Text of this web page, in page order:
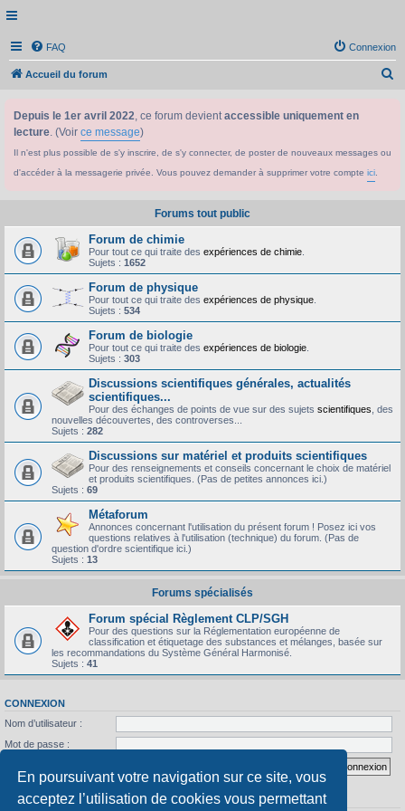
En poursuivant votre navigation sur ce site, vous
acceptez l’utilisation de cookies vous permettant
FAQ Connexion
Accueil du forum
h
Depuis le 1er avril 2022, ce forum devientaccessible uniquement en
lecture. (Voir ce message)
Il n'est plus possible de s'y inscrire, de s'y connecter, de poster de nouveaux messages ou
d'accéder à la messagerie privée. Vous pouvez demander à supprimer votre compte ici
Forums tout public
Forum de chimie
Pour tout ce qui traite des expériences de chimie
Sujets : 1652
Forum de physique
Pour tout ce qui traite des expériences de physique
Sujets : 534
Forum de biologie
Pour tout ce qui traite des expériences de biologie
Sujets : 303
Discussions scientifiques générales, actualités
scientifiques...
Pour des échanges de points de vue sur des sujets scientifiques , des
nouvelles découvertes, des controverses...
Sujets : 282
Discussions sur matériel et produits scientifiques
Pour des renseignements et conseils concernant le choix de matériel
et produits scientifiques. (Pas de petites annonces ici.)
Sujets : 69
Métaforum
Annonces concernant l'utilisation du présent forum ! Posez ici vos
questions relatives à l'utilisation (technique) du forum. (Pas de
question d'ordre scientifique ici.)
Sujets : 13
Forums spécialisés
Forum spécial Règlement CLP/SGH
Pour des questions sur la Réglementation européenne de
classification et étiquetage des substances et mélanges, basée sur
les recommandations du Système Général Harmonisé.
Sujets : 41
CONNEXION
Nom d’utilisateur :
Mot de passe :
STATISTIQUES